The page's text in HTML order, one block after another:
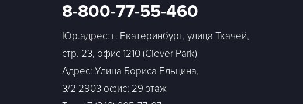
8-800-77-55-460
Юр.адрес: г. Екатеринбург, улица Ткачей,
стр. 23, офис 1210 (Clever Park)
Адрес: Улица Бориса Ельцина,
3/2 2903 офис; 29 этаж